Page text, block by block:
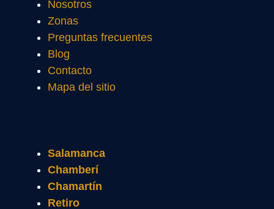
Nosotros
Zonas
Preguntas frecuentes
Blog
Contacto
Mapa del sitio
Salamanca
Chamberí
Chamartín
Retiro